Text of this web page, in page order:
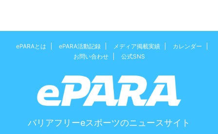
ePARAとは ePARA活動記録 メディア掲載実績
カレンダー
お問い合わせ
公式SNS
バリアフリーeスポーツのニュースサイト